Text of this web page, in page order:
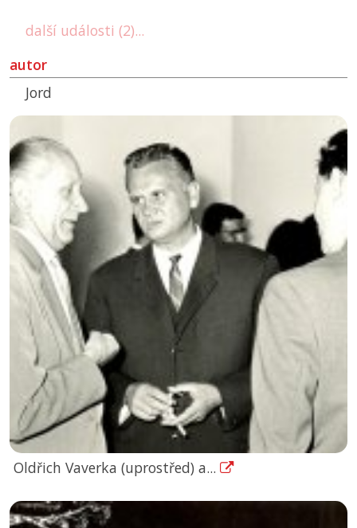
další události (2)...
autor
Jord
Oldřich Vaverka (uprostřed) a...